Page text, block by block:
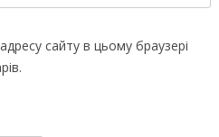
сайту в цьому браузері